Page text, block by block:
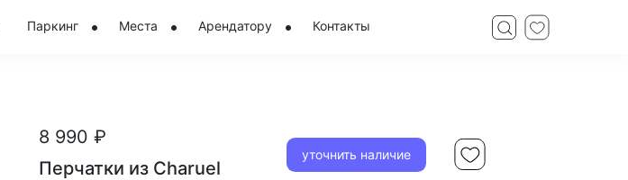
Паркинг Места Арендатору Контакты
8 990 ₽
Перчатки из Charuel
уточнить наличие